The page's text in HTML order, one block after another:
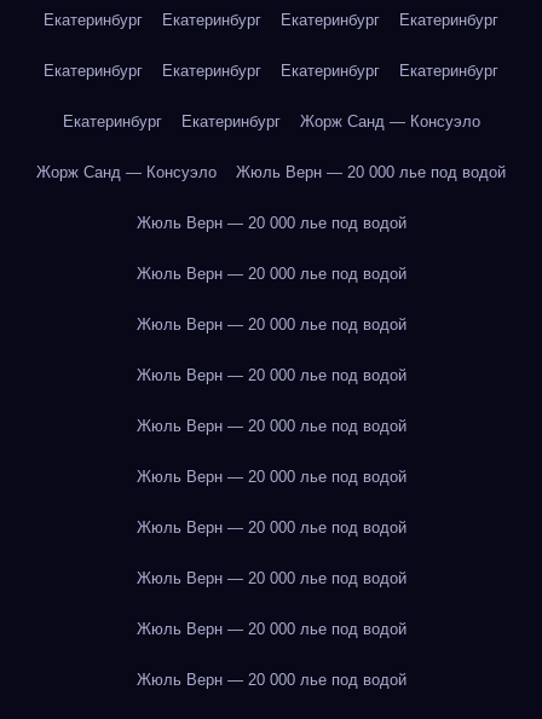
Екатеринбург Екатеринбург Екатеринбург Екатеринбург
Екатеринбург Екатеринбург Екатеринбург Екатеринбург
Екатеринбург Екатеринбург Жорж Санд — Консуэло
Жорж Санд — Консуэло Жюль Верн — 20 000 лье под водой
Жюль Верн — 20 000 лье под водой
Жюль Верн — 20 000 лье под водой
Жюль Верн — 20 000 лье под водой
Жюль Верн — 20 000 лье под водой
Жюль Верн — 20 000 лье под водой
Жюль Верн — 20 000 лье под водой
Жюль Верн — 20 000 лье под водой
Жюль Верн — 20 000 лье под водой
Жюль Верн — 20 000 лье под водой
Жюль Верн — 20 000 лье под водой